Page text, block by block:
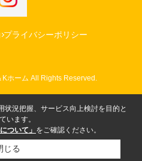
プライバシーポリシー
ホーム All Rights Reserved.
状況把握、サービス向上検討を目的と
います。
ついて」 をご確認ください。
じる